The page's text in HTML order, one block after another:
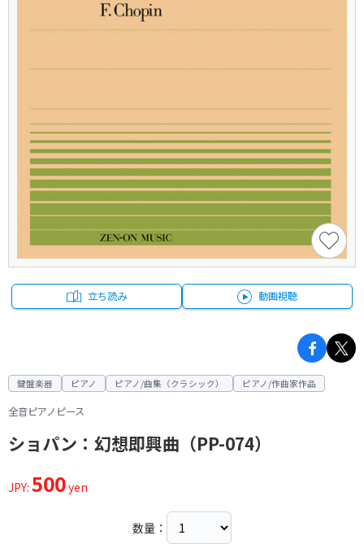
立ち読み 動画視聴
鍵盤楽器 ピアノ ピアノ/曲集（クラシック） ピアノ/作曲家作品
全音ピアノピース
ショパン：幻想即興曲（PP-074）
JPY: 500yen
数量：